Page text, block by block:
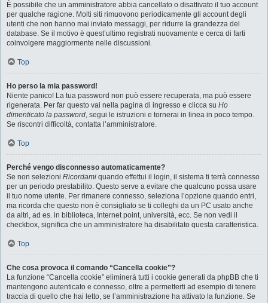
È possibile che un amministratore abbia cancellato o disattivato il tuo account
per qualche ragione. Molti siti rimuovono periodicamente gli account degli
utenti che non hanno mai inviato messaggi, per ridurre la grandezza del
database. Se il motivo è quest’ultimo registrati nuovamente e cerca di farti
coinvolgere maggiormente nelle discussioni.
Top
Ho perso la mia password!
Niente panico! La tua password non può essere recuperata, ma può essere
rigenerata. Per far questo vai nella pagina di ingresso e clicca su Ho
dimenticato la password, segui le istruzioni e tornerai in linea in poco tempo.
Se riscontri difficoltà, contatta l’amministratore.
Top
Perché vengo disconnesso automaticamente?
Se non selezioni Ricordami quando effettui il login, il sistema ti terrà connesso
per un periodo prestabilito. Questo serve a evitare che qualcuno possa usare
il tuo nome utente. Per rimanere connesso, seleziona l’opzione quando entri,
ma ricorda che questo non è consigliato se ti colleghi da un PC usato anche
da altri, ad es. in biblioteca, Internet point, università, ecc. Se non vedi il
checkbox, significa che un amministratore ha disabilitato questa caratteristica.
Top
Che cosa provoca il comando “Cancella cookie”?
La funzione “Cancella cookie” eliminerà tutti i cookie generati da phpBB che ti
mantengono autenticato e connesso, oltre a permetterti ad esempio di tenere
traccia di quello che hai letto, se l’amministrazione ha attivato la funzione. Se